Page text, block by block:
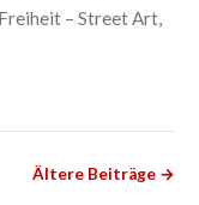
– Street Art,
Ältere Beiträge →